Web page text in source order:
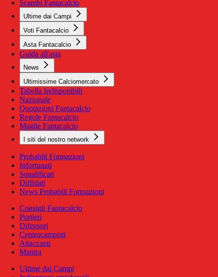
Scambi Fantacalcio
Ultime dai Campi
Voti Fantacalcio
Asta Fantacalcio
Guida all'asta
News
Ultimissime Calciomercato
Tabella Indisponibili
Nazionale
Quotazioni Fantacalcio
Regole Fantacalcio
Maglie Fantacalcio
I siti del nostro network
Probabili Formazioni
Infortunati
Squalificati
Diffidati
News Probabili Formazioni
Consigli Fantacalcio
Portieri
Difensori
Centrocampisti
Attaccanti
Mantra
Ultime dai Campi